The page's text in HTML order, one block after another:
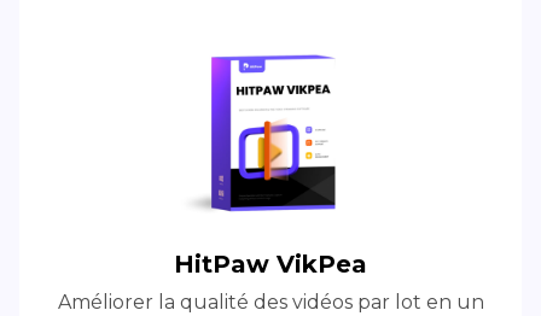
HitPaw VikPea
Améliorer la qualité des vidéos par lot en un